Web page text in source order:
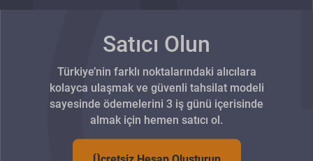
Satıcı Olun
Türkiye’nin farklı noktalarındaki alıcılara
kolayca ulaşmak ve güvenli tahsilat modeli
sayesinde ödemelerini 3 iş günü içerisinde
almak için hemen satıcı ol.